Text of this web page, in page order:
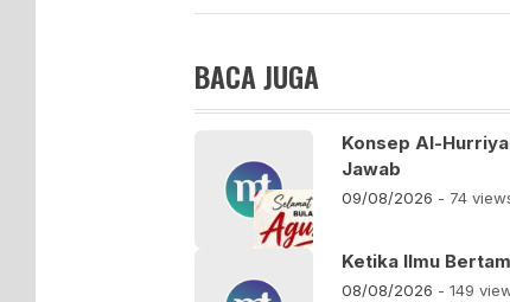
BACA JUGA
Konsep Al-
Jawab
09/08/2026 - 74
Ketika Ilmu
08/08/2026 - 149